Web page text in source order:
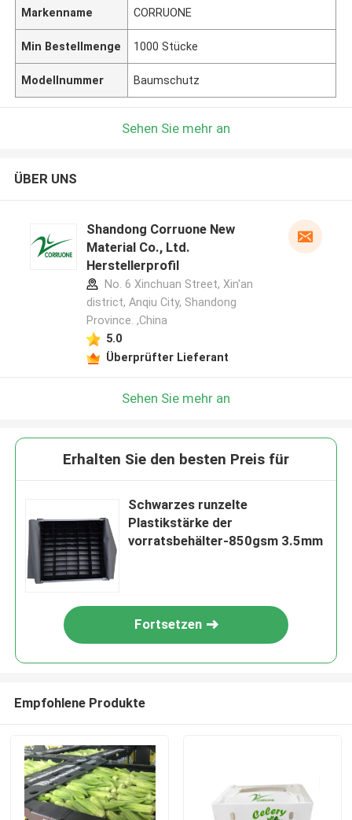
Markenname CORRUONE
Min Bestellmenge 1000 Stücke
Modellnummer Baumschutz
Sehen Sie mehr an
ÜBER UNS
Shandong Corruone New
Material Co., Ltd.
Herstellerprofil
No. 6 Xinchuan Street, Xin'an
district, Anqiu City, Shandong
Province. ,China
5.0
Überprüfter Lieferant
Sehen Sie mehr an
Erhalten Sie den besten Preis für
Schwarzes runzelte
Plastikstärke der
vorratsbehälter-850gsm 3.5mm
Fortsetzen
Empfohlene Produkte